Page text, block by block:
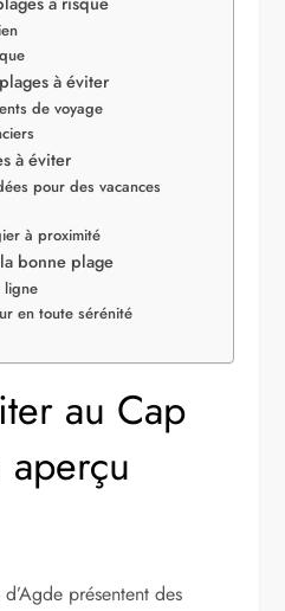
à éviter
de voyage
à éviter
pour des vacances
à proximité
bonne plage
ligne
en toute sérénité
au Cap
aperçu
présentent des